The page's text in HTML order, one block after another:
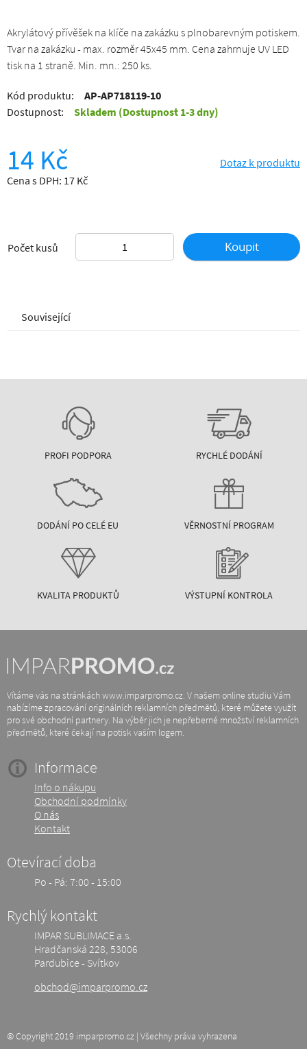
Akrylátový přívěšek na klíče na zakázku s plnobarevným potiskem.
Tvar na zakázku - max. rozměr 45x45 mm. Cena zahrnuje UV LED
tisk na 1 straně. Min. mn.: 250 ks.
Kód produktu:
AP-AP718119-10
Dostupnost:
Skladem (Dostupnost 1-3 dny)
14 Kč
Cena s DPH: 17 Kč
Dotaz k produktu
Počet kusů Koupit
Související
PROFI PODPORA RYCHLÉ DODÁNÍ
DODÁNÍ PO CELÉ EU VĚRNOSTNÍ PROGRAM
KVALITA PRODUKTŮ VÝSTUPNÍ KONTROLA
Vítáme vás na stránkách www.imparpromo.cz. V našem online studiu Vám
nabízíme zpracování originálních reklamních předmětů, které můžete využít
pro své obchodní partnery. Na výběr jich je nepřeberné množství reklamních
předmětů, které čekají na potisk vaším logem.
Informace
Info o nákupu
Obchodní podmínky
O nás
Kontakt
Otevírací doba
Po - Pá: 7:00 - 15:00
Rychlý kontakt
IMPAR SUBLIMACE a.s.
Hradčanská 228, 53006
Pardubice - Svítkov
obchod@imparpromo.cz
© Copyright 2019 imparpromo.cz | Všechny práva vyhrazena